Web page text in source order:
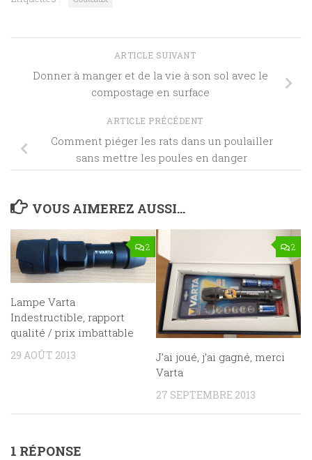
ARTICLE SUIVANT
Donner à manger et de la vie à son sol avec le
compostage en surface
ARTICLE PRÉCÉDENT
Comment piéger les rats dans un poulailler
sans mettre les poules en danger
VOUS AIMEREZ AUSSI...
2
Lampe Varta
Indestructible, rapport
qualité / prix imbattable
29 AOÛT 2013
2
J’ai joué, j’ai gagné, merci
Varta
27 SEPTEMBRE 2013
1 RÉPONSE